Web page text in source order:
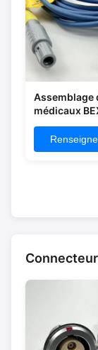
Assemblage
médicaux
avec câble
connecteur